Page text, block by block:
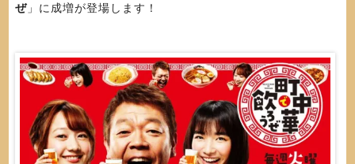
ぜ」に成増が登場します！